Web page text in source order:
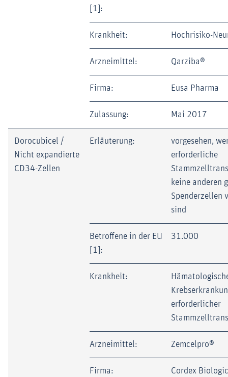
[1]:
Krankheit: Hochrisiko-
Arzneimittel: Qarziba®
Firma: Eusa Pharma
Zulassung: Mai 2017
Dorocubicel /
Nicht expandierte
CD34-Zellen
Erläuterung:
vorgesehen,
erforderliche
keine anderen
Spenderzellen
sind
Betroffene in der EU
[1]:
31.000
Krankheit:
erforderlicher
Arzneimittel: Zemcelpro®
Firma: Cordex